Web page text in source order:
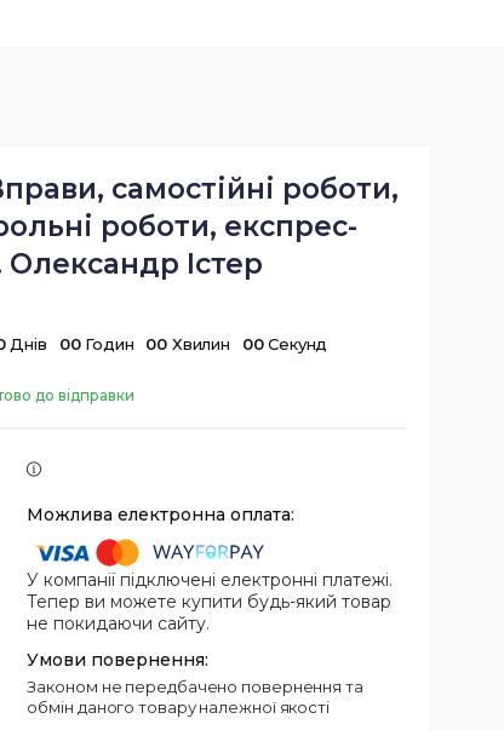
самостійні роботи,
роботи, експрес-
Олександр Істер
Днів 00 Годин 00 Хвилин 00 Секунд
до відправки
У компанії підключені електронні платежі.
Тепер ви можете купити будь-який товар
не покидаючи сайту.
Законом не передбачено повернення та
обмін даного товару належної якості